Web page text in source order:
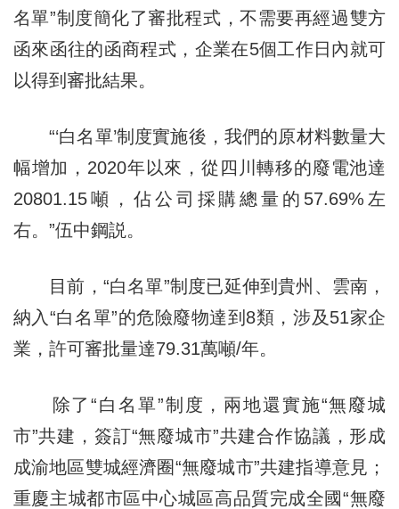
名單”制度簡化了審批程式，不需要再經過雙方
函來函往的函商程式，企業在5個工作日內就可
以得到審批結果。
“‘白名單’制度實施後，我們的原材料數量大
幅增加，2020年以來，從四川轉移的廢電池達
20801.15噸，佔公司採購總量的57.69%左
右。”伍中鋼説。
目前，“白名單”制度已延伸到貴州、雲南，
納入“白名單”的危險廢物達到8類，涉及51家企
業，許可審批量達79.31萬噸/年。
除了“白名單”制度，兩地還實施“無廢城
市”共建，簽訂“無廢城市”共建合作協議，形成
成渝地區雙城經濟圈“無廢城市”共建指導意見；
重慶主城都市區中心城區高品質完成全國“無廢